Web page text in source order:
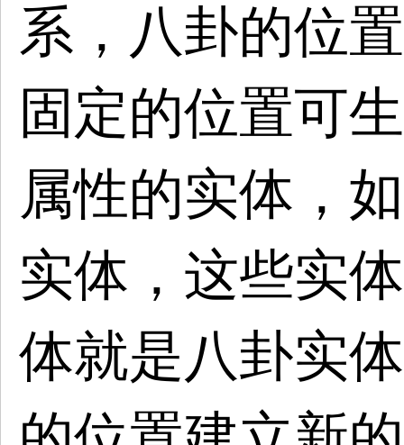
系，八卦的位
固定的位置可
属性的实体，
实体，这些实
体就是八卦实